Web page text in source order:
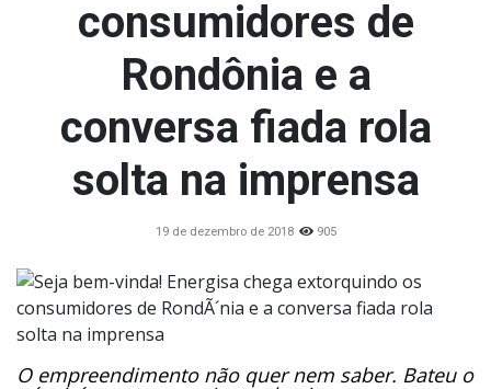
consumidores de
Rondônia e a
conversa fiada rola
solta na imprensa
19 de dezembro de 2018 905
O empreendimento não quer nem saber. Bateu o